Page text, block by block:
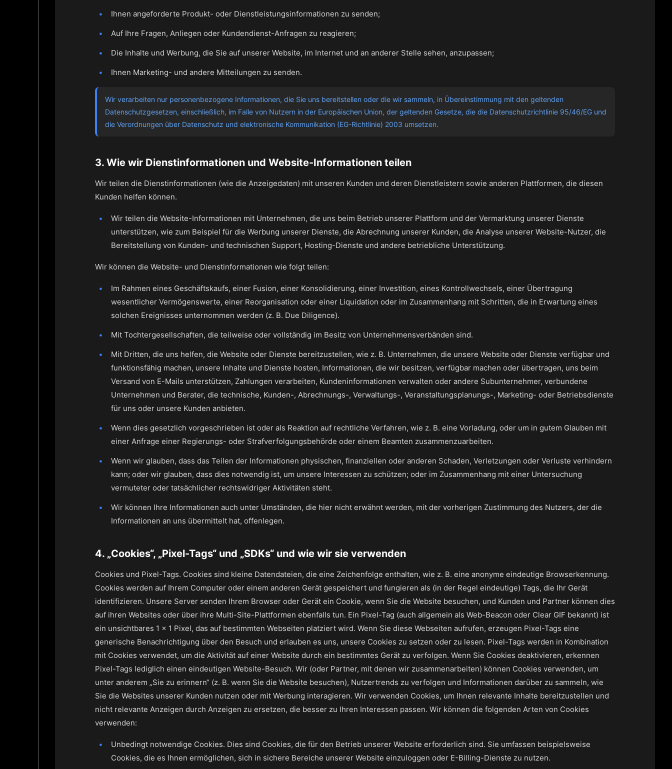
Ihnen angeforderte Produkt- oder Dienstleistungsinformationen zu senden;
Auf Ihre Fragen, Anliegen oder Kundendienst-Anfragen zu reagieren;
Die Inhalte und Werbung, die Sie auf unserer Website, im Internet und an anderer Stelle sehen, anzupassen;
Ihnen Marketing- und andere Mitteilungen zu senden.
Wir verarbeiten nur personenbezogene Informationen, die Sie uns bereitstellen oder die wir sammeln, in Übereinstimmung mit den geltenden
Datenschutzgesetzen, einschließlich, im Falle von Nutzern in der Europäischen Union, der geltenden Gesetze, die die Datenschutzrichtlinie 95/46/EG und
die Verordnungen über Datenschutz und elektronische Kommunikation (EG-Richtlinie) 2003 umsetzen.
3. Wie wir Dienstinformationen und Website-Informationen teilen
Wir teilen die Dienstinformationen (wie die Anzeigedaten) mit unseren Kunden und deren Dienstleistern sowie anderen Plattformen, die diesen
Kunden helfen können.
Wir teilen die Website-Informationen mit Unternehmen, die uns beim Betrieb unserer Plattform und der Vermarktung unserer Dienste
unterstützen, wie zum Beispiel für die Werbung unserer Dienste, die Abrechnung unserer Kunden, die Analyse unserer Website-Nutzer, die
Bereitstellung von Kunden- und technischen Support, Hosting-Dienste und andere betriebliche Unterstützung.
Wir können die Website- und Dienstinformationen wie folgt teilen:
Im Rahmen eines Geschäftskaufs, einer Fusion, einer Konsolidierung, einer Investition, eines Kontrollwechsels, einer Übertragung
wesentlicher Vermögenswerte, einer Reorganisation oder einer Liquidation oder im Zusammenhang mit Schritten, die in Erwartung eines
solchen Ereignisses unternommen werden (z. B. Due Diligence).
Mit Tochtergesellschaften, die teilweise oder vollständig im Besitz von Unternehmensverbänden sind.
Mit Dritten, die uns helfen, die Website oder Dienste bereitzustellen, wie z. B. Unternehmen, die unsere Website oder Dienste verfügbar und
funktionsfähig machen, unsere Inhalte und Dienste hosten, Informationen, die wir besitzen, verfügbar machen oder übertragen, uns beim
Versand von E-Mails unterstützen, Zahlungen verarbeiten, Kundeninformationen verwalten oder andere Subunternehmer, verbundene
Unternehmen und Berater, die technische, Kunden-, Abrechnungs-, Verwaltungs-, Veranstaltungsplanungs-, Marketing- oder Betriebsdienste
für uns oder unsere Kunden anbieten.
Wenn dies gesetzlich vorgeschrieben ist oder als Reaktion auf rechtliche Verfahren, wie z. B. eine Vorladung, oder um in gutem Glauben mit
einer Anfrage einer Regierungs- oder Strafverfolgungsbehörde oder einem Beamten zusammenzuarbeiten.
Wenn wir glauben, dass das Teilen der Informationen physischen, finanziellen oder anderen Schaden, Verletzungen oder Verluste verhindern
kann; oder wir glauben, dass dies notwendig ist, um unsere Interessen zu schützen; oder im Zusammenhang mit einer Untersuchung
vermuteter oder tatsächlicher rechtswidriger Aktivitäten steht.
Wir können Ihre Informationen auch unter Umständen, die hier nicht erwähnt werden, mit der vorherigen Zustimmung des Nutzers, der die
Informationen an uns übermittelt hat, offenlegen.
4. „Cookies“, „Pixel-Tags“ und „SDKs“ und wie wir sie verwenden
Cookies und Pixel-Tags. Cookies sind kleine Datendateien, die eine Zeichenfolge enthalten, wie z. B. eine anonyme eindeutige Browserkennung.
Cookies werden auf Ihrem Computer oder einem anderen Gerät gespeichert und fungieren als (in der Regel eindeutige) Tags, die Ihr Gerät
identifizieren. Unsere Server senden Ihrem Browser oder Gerät ein Cookie, wenn Sie die Website besuchen, und Kunden und Partner können dies
auf ihren Websites oder über ihre Multi-Site-Plattformen ebenfalls tun. Ein Pixel-Tag (auch allgemein als Web-Beacon oder Clear GIF bekannt) ist
ein unsichtbares 1 x 1 Pixel, das auf bestimmten Webseiten platziert wird. Wenn Sie diese Webseiten aufrufen, erzeugen Pixel-Tags eine
generische Benachrichtigung über den Besuch und erlauben es uns, unsere Cookies zu setzen oder zu lesen. Pixel-Tags werden in Kombination
mit Cookies verwendet, um die Aktivität auf einer Website durch ein bestimmtes Gerät zu verfolgen. Wenn Sie Cookies deaktivieren, erkennen
Pixel-Tags lediglich einen eindeutigen Website-Besuch. Wir (oder Partner, mit denen wir zusammenarbeiten) können Cookies verwenden, um
unter anderem „Sie zu erinnern“ (z. B. wenn Sie die Website besuchen), Nutzertrends zu verfolgen und Informationen darüber zu sammeln, wie
Sie die Websites unserer Kunden nutzen oder mit Werbung interagieren. Wir verwenden Cookies, um Ihnen relevante Inhalte bereitzustellen und
nicht relevante Anzeigen durch Anzeigen zu ersetzen, die besser zu Ihren Interessen passen. Wir können die folgenden Arten von Cookies
verwenden:
Unbedingt notwendige Cookies. Dies sind Cookies, die für den Betrieb unserer Website erforderlich sind. Sie umfassen beispielsweise
Cookies, die es Ihnen ermöglichen, sich in sichere Bereiche unserer Website einzuloggen oder E-Billing-Dienste zu nutzen.